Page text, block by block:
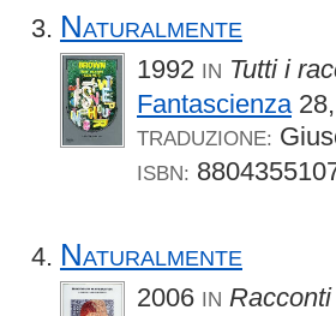
Naturalmente
1992 IN Tutti i
Fantascienza28,
TRADUZIONE:
ISBN:
Naturalmente
2006 IN